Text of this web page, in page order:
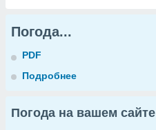
Погода...
PDF
Подробнее
Погода на вашем сайте